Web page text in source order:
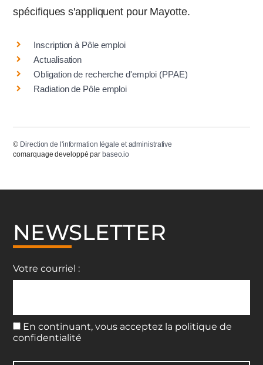
spécifiques s'appliquent pour Mayotte.
Inscription à Pôle emploi
Actualisation
Obligation de recherche d'emploi (PPAE)
Radiation de Pôle emploi
© Direction de l'information légale et administrative
comarquage developpé par baseo.io
NEWSLETTER
Votre courriel :
En continuant, vous acceptez la politique de
confidentialité